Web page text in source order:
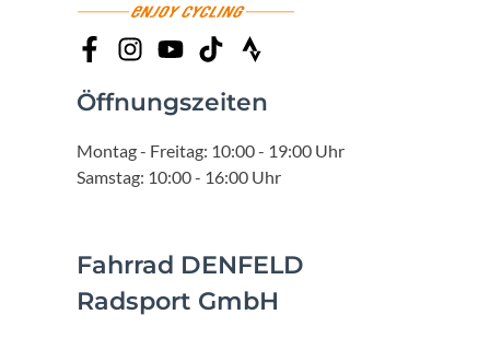
Öffnungszeiten
Montag - Freitag: 10:00 - 19:00 Uhr
Samstag: 10:00 - 16:00 Uhr
Fahrrad DENFELD
Radsport GmbH